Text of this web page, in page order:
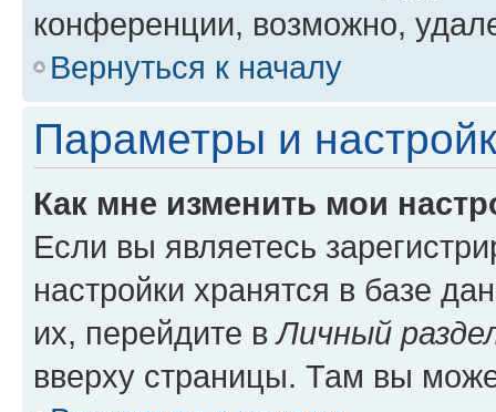
конференции, возможно,
Вернуться к началу
Параметры и
Как мне изменить мои
Если вы являетесь
настройки хранятся в базе
их, перейдите вЛичный
вверху страницы. Там вы